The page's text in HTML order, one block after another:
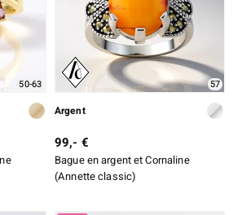
50-63 57
Argent
99,- €
Bague en argent et Cornaline
(Annette classic)